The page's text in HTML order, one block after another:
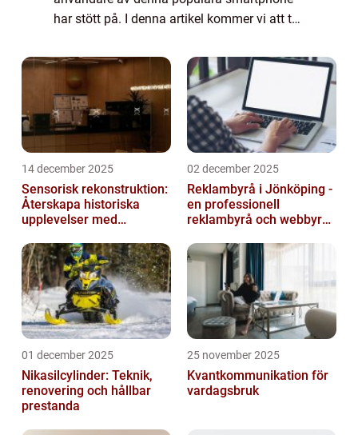
har stött på. I denna artikel kommer vi att ta
kraschar på Samsung S9 och analysera de
olika fak...
14 december 2025
Sensorisk rekonstruktion:
Återskapa historiska
upplevelser med
02 december 2025
Reklambyrå i Jönköping -
en professionell
reklambyrå och webbyrå
kommunikati...
01 december 2025
Nikasilcylinder: Teknik,
renovering och hållbar
prestanda
25 november 2025
Kvantkommunikation för
vardagsbruk